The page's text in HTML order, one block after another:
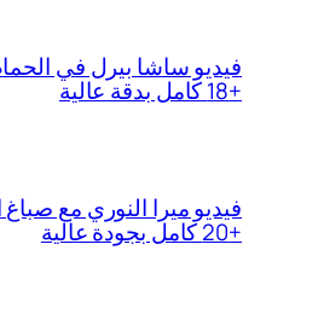
فيديو ساشا بيرل في
+18 كامل بدقة عالية
فيديو ميرا النوري مع صباغ
+20 كامل بجودة عالية